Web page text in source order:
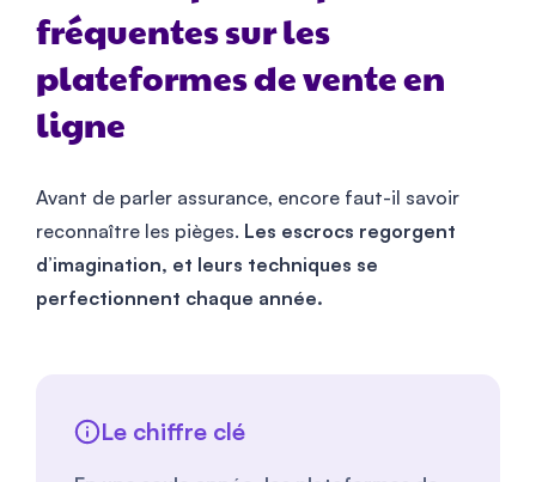
fréquentes sur les
plateformes de vente en
ligne
Avant de parler assurance, encore faut-il savoir
reconnaître les pièges. Les escrocs regorgent
d’imagination, et leurs techniques se
perfectionnent chaque année.
Le chiffre clé